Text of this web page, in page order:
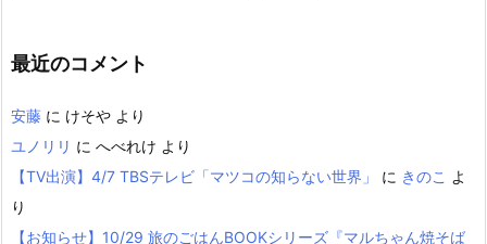
最近のコメント
安藤 に けそや より
ユノリリ に へべれけ より
【TV出演】4/7 TBSテレビ「マツコの知らない世界」
に きのこ よ
り
【お知らせ】10/29 旅のごはんBOOKシリーズ『マルちゃん焼そば